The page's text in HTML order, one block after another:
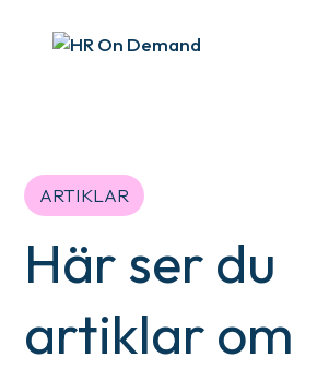
ARTIKLAR
Här ser du
artiklar om